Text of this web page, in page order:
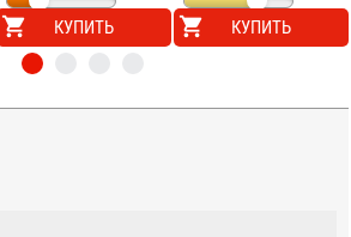
КУПИТЬ КУПИТЬ